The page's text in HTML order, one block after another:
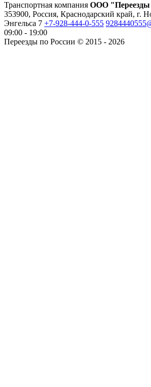
Транспортная компания ООО "Переезды
353900, Россия, Краснодарский край, г.
Энгельса 7 +7-928-444-0-555
09:00 - 19:00
Переезды по России © 2015 - 2026